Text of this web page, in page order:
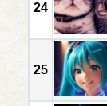
24
25